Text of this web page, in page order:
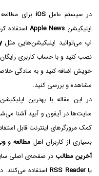
در سیستم عاملiOS‌ برای
اپلیکیشنApple News استفاده
اپ می‌توانید اپلیکیشن‌هایی مثل
خویش اضافه کنید و به سادگی
مشاهده و بررسی کنید.
در این مقاله با بهترین
سایت‌ها در آیفون و آیپد آشنا
کمک مرورگرهای اینترنت قابل
بسیاری از کاربران اهل مطالعهو
آخرین مطالب در صفحه‌ی اصلی
یاRSS Readerاستفاده می‌کنند.